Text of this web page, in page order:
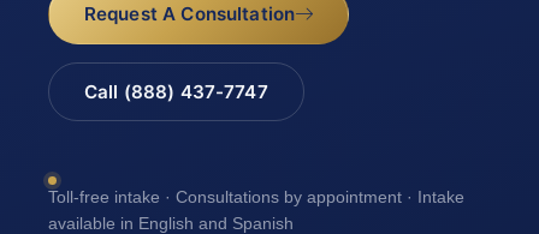
Request A Consultation
Call (888) 437-7747
Toll-free intake · Consultations by appointment · Intake
available in English and Spanish